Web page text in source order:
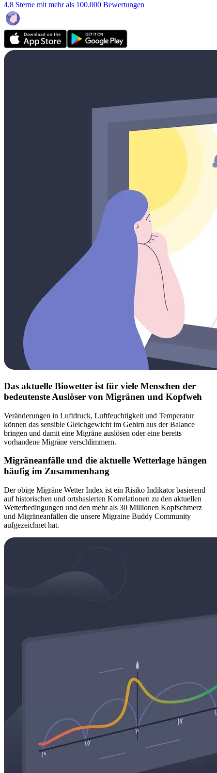
4,8 Sterne mit mehr als 100.000 Bewertungen
Das aktuelle Biowetter ist für viele Menschen der
bedeutenste Auslöser von Migränen und Kopfweh
Veränderungen in Luftdruck, Luftfeuchtigkeit und Temperatur
können das sensible Gleichgewicht im Gehirn aus der Balance
bringen und damit eine Migräne auslösen oder eine bereits
vorhandene Migräne verschlimmern.
Migräneanfälle und die aktuelle Wetterlage hängen
häufig im Zusammenhang
Der obige Migräne Wetter Index ist ein Risiko Indikator basierend
auf historischen und ortsbasierten Korrelationen zu den aktuellen
Wetterbedingungen und den mehr als 30 Millionen Kopfschmerz
und Migräneanfällen die unsere Migraine Buddy Community
aufgezeichnet hat.